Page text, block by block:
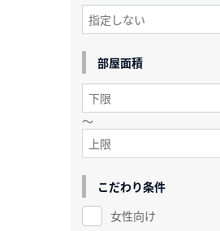
部屋面積
～
こだわり条件
女性向け